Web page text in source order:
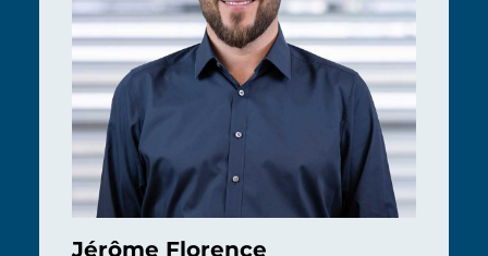
Jérôme Florence